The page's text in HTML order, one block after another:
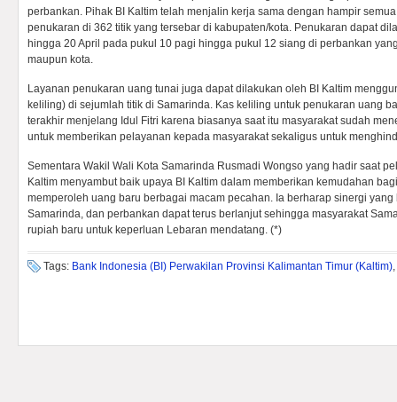
perbankan. Pihak BI Kaltim telah menjalin kerja sama dengan hampir
penukaran di 362 titik yang tersebar di kabupaten/kota. Penukaran dapat
hingga 20 April pada pukul 10 pagi hingga pukul 12 siang di perbankan
maupun kota.
Layanan penukaran uang tunai juga dapat dilakukan oleh BI Kaltim
keliling) di sejumlah titik di Samarinda. Kas keliling untuk penukaran uang
terakhir menjelang Idul Fitri karena biasanya saat itu masyarakat sudah
untuk memberikan pelayanan kepada masyarakat sekaligus untuk
Sementara Wakil Wali Kota Samarinda Rusmadi Wongso yang hadir saat
Kaltim menyambut baik upaya BI Kaltim dalam memberikan kemudahan
memperoleh uang baru berbagai macam pecahan. Ia berharap sinergi yang
Samarinda, dan perbankan dapat terus berlanjut sehingga masyarakat
rupiah baru untuk keperluan Lebaran mendatang. (*)
Tags: Bank Indonesia (BI) Perwakilan Provinsi Kalimantan Timur (Kaltim),